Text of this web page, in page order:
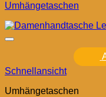
Umhängetaschen
Schnellansicht
Umhängetaschen